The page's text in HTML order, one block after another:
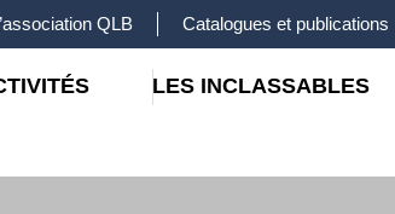
QLB Catalogues et publications
LES INCLASSABLES